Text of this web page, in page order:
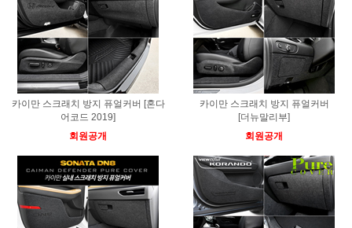
카이만 스크래치 방지 퓨얼커버 [혼다
어코드 2019]
회원공개
카이만 스크래치 방지 퓨얼커버
[더뉴말리부]
회원공개